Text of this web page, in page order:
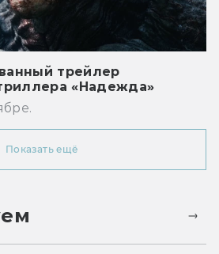
трейлер
«Надежда»
Показать ещё